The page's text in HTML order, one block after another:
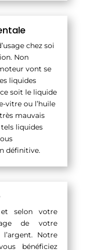
chez soi
Non
vont se
liquides
soit le liquide
vitre ou l’huile
mauvais
tels liquides
définitive.
selon votre
de votre
Notre
bénéficiez